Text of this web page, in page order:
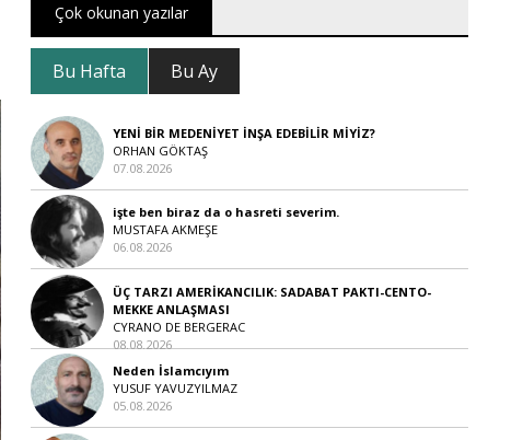
Çok okunan yazılar
Bu Hafta Bu Ay
YENİ BİR MEDENİYET İNŞA EDEBİLİR MİYİZ?
ORHAN GÖKTAŞ
07.08.2026
işte ben biraz da o hasreti severim.
MUSTAFA AKMEŞE
06.08.2026
ÜÇ TARZI AMERİKANCILIK: SADABAT PAKTI-CENTO-
MEKKE ANLAŞMASI
CYRANO DE BERGERAC
08.08.2026
Neden İslamcıyım
YUSUF YAVUZYILMAZ
05.08.2026